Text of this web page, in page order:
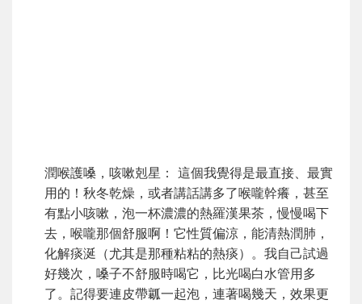
潤喉護嗓，咳嗽剋星： 這個我覺得是最直接、最實
用的！秋冬乾燥，或者講話講多了喉嚨幹癢，甚至
有點小咳嗽，泡一杯濃濃的熱羅漢果茶，慢慢喝下
去，喉嚨那個舒服啊！它性質偏涼，能清熱潤肺，
化解痰涎（尤其是那種粘粘的熱痰）。我自己試過
好幾次，嗓子不舒服時喝它，比光喝白水管用多
了。記得要連皮帶瓤一起泡，連著喝幾天，效果更